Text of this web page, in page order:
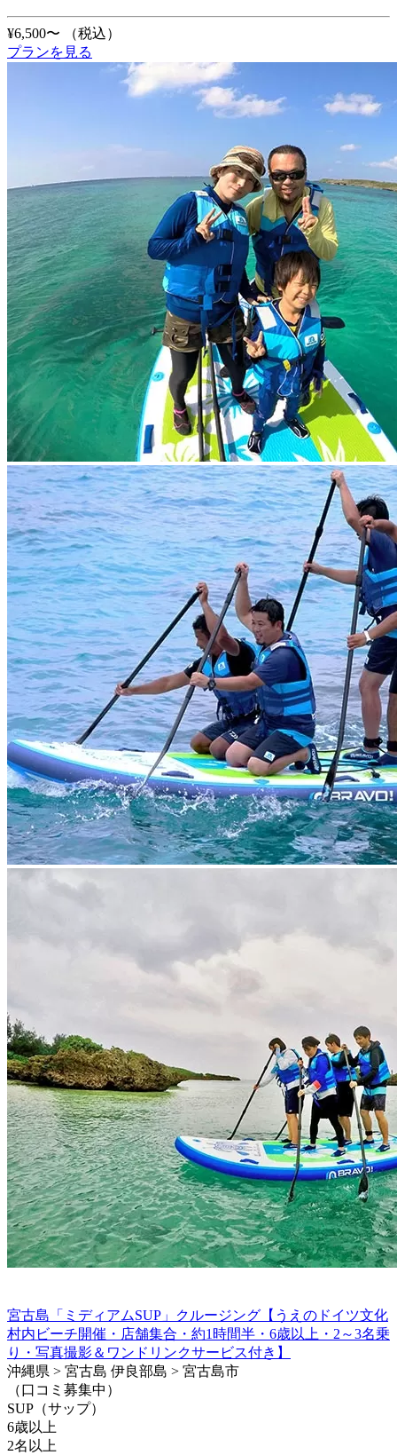
¥6,500〜
（税込）
プランを見る
宮古島「ミディアムSUP」クルージング【うえのドイツ文化
村内ビーチ開催・店舗集合・約1時間半・6歳以上・2～3名乗
り・写真撮影＆ワンドリンクサービス付き】
沖縄県 > 宮古島 伊良部島 > 宮古島市
（口コミ募集中）
SUP（サップ）
6歳以上
2名以上